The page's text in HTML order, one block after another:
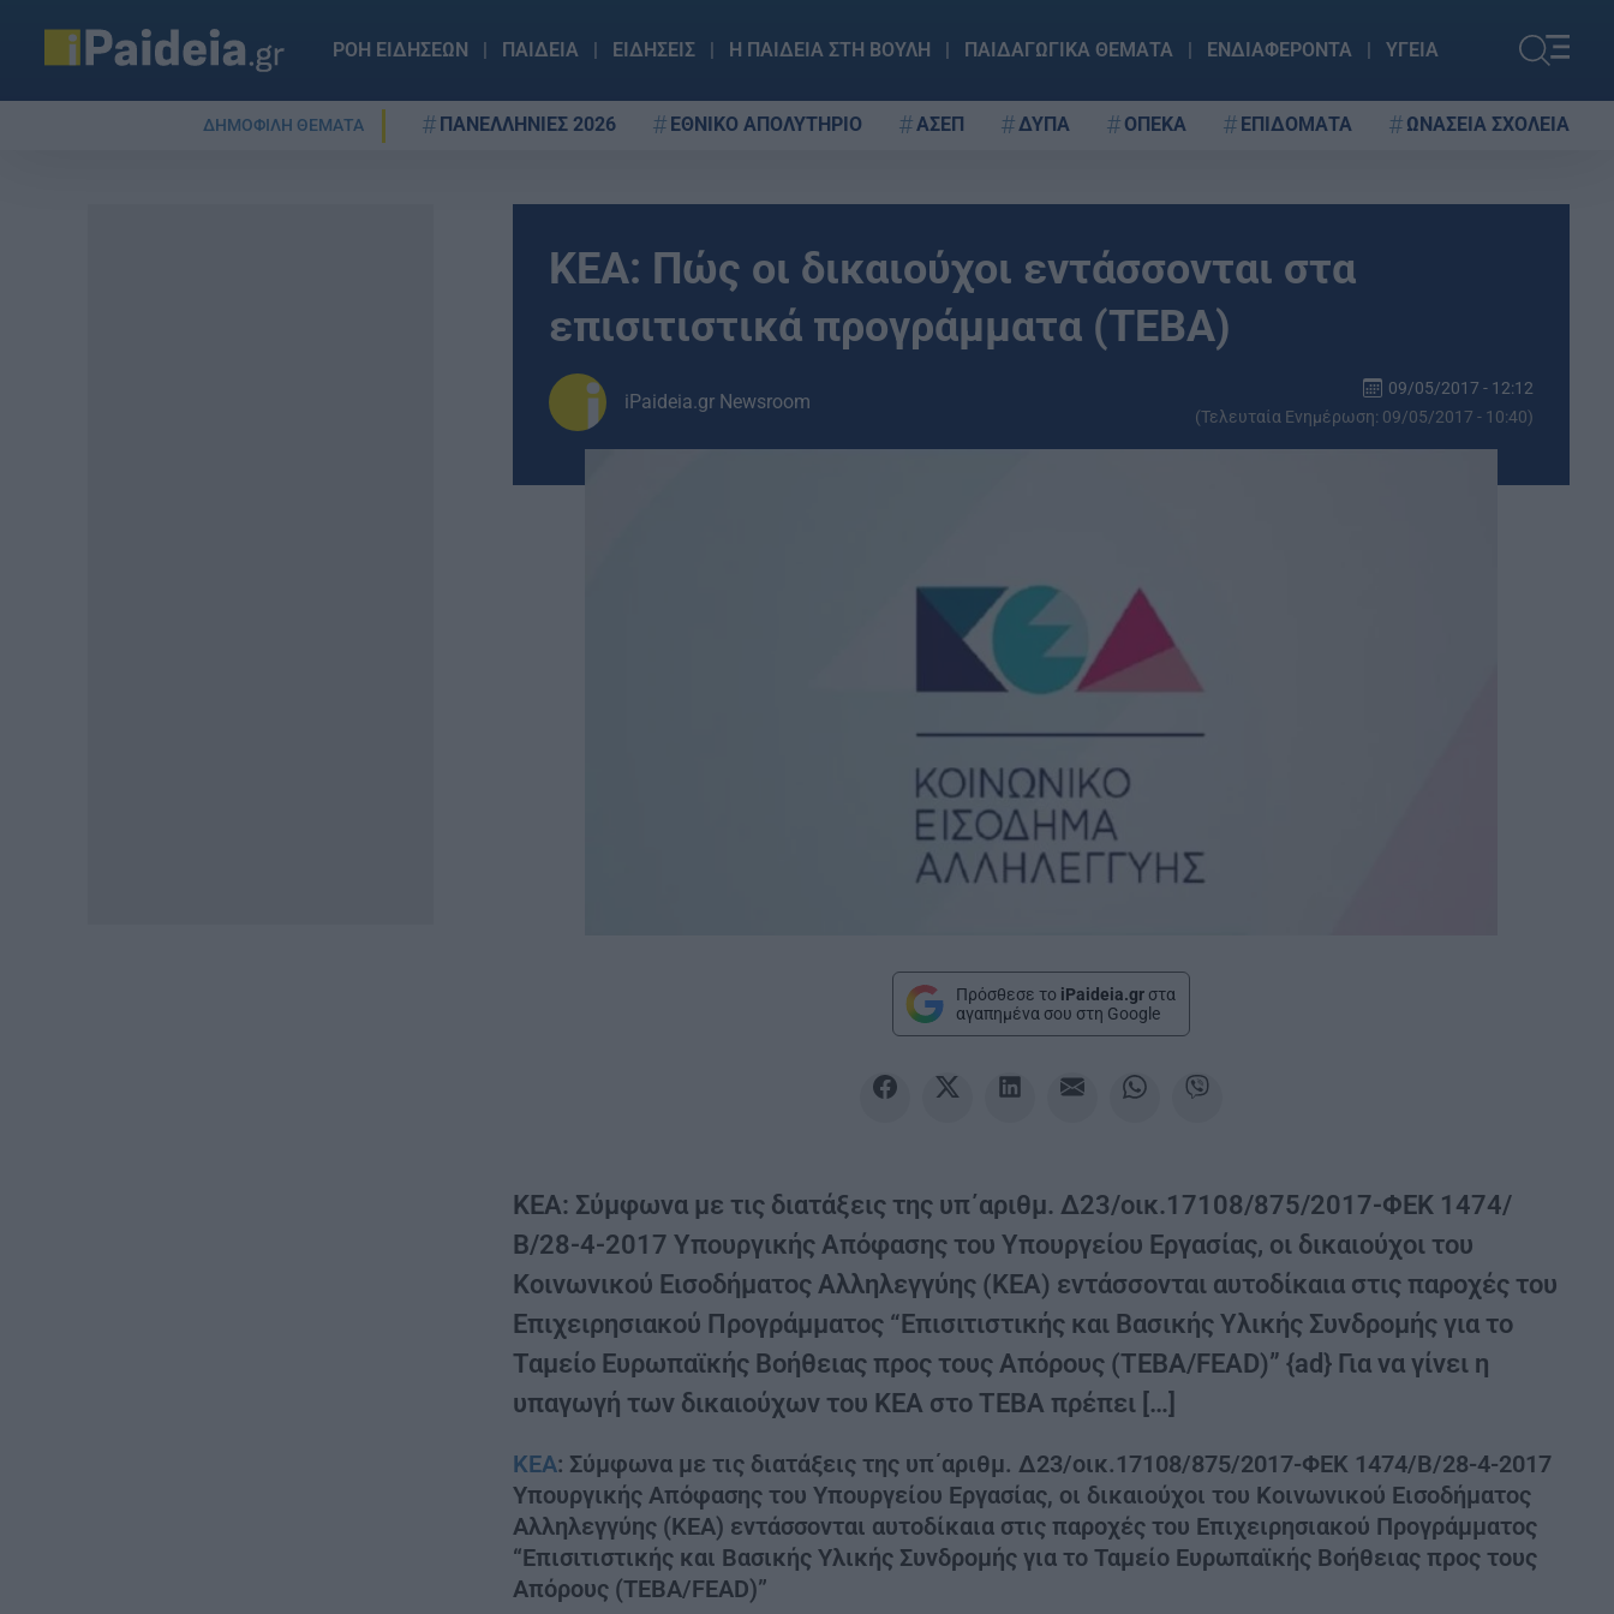
ΡΟΗ ΕΙΔΗΣΕΩΝ ΠΑΙΔΕΙΑ ΕΙΔΗΣΕΙΣ Η ΠΑΙΔΕΙΑ ΣΤΗ ΒΟΥΛΗ ΠΑΙΔΑΓΩΓΙΚΑ ΘΕΜΑΤΑ ΕΝΔΙΑΦΕΡΟΝΤΑ ΥΓΕΙΑ
ΔΗΜΟΦΙΛΗ ΘΕΜΑΤΑ ΠΑΝΕΛΛΗΝΙΕΣ 2026 ΕΘΝΙΚΟ ΑΠΟΛΥΤΗΡΙΟ ΑΣΕΠ ΔΥΠΑ ΟΠΕΚΑ ΕΠΙΔΟΜΑΤΑ ΩΝΑΣΕΙΑ ΣΧΟΛΕΙΑ
ΚΕΑ: Πώς οι δικαιούχοι εντάσσονται στα
επισιτιστικά προγράμματα (ΤΕΒΑ)
iPaideia.gr Newsroom
09/05/2017 - 12:12
(Τελευταία Ενημέρωση: 09/05/2017 - 10:40)
Πρόσθεσε το iPaideia.gr στα
αγαπημένα σου στη Google
ΚΕΑ: Σύμφωνα με τις διατάξεις της υπ΄αριθμ. Δ23/οικ.17108/875/2017-ΦΕΚ 1474/
Β/28-4-2017 Υπουργικής Απόφασης του Υπουργείου Εργασίας, οι δικαιούχοι του
Κοινωνικού Εισοδήματος Αλληλεγγύης (ΚΕΑ) εντάσσονται αυτοδίκαια στις παροχές του
Επιχειρησιακού Προγράμματος “Επισιτιστικής και Βασικής Υλικής Συνδρομής για το
Ταμείο Ευρωπαϊκής Βοήθειας προς τους Απόρους (ΤΕΒΑ/FEAD)” {ad} Για να γίνει η
υπαγωγή των δικαιούχων του ΚΕΑ στο ΤΕΒΑ πρέπει […]
ΚΕΑ: Σύμφωνα με τις διατάξεις της υπ΄αριθμ. Δ23/οικ.17108/875/2017-ΦΕΚ 1474/Β/28-4-2017
Υπουργικής Απόφασης του Υπουργείου Εργασίας, οι δικαιούχοι του Κοινωνικού Εισοδήματος
Αλληλεγγύης (ΚΕΑ) εντάσσονται αυτοδίκαια στις παροχές του Επιχειρησιακού Προγράμματος
“Επισιτιστικής και Βασικής Υλικής Συνδρομής για το Ταμείο Ευρωπαϊκής Βοήθειας προς τους
Απόρους (ΤΕΒΑ/FEAD)”